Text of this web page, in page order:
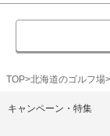
TOP 北海道のゴルフ場
キャンペーン・特集